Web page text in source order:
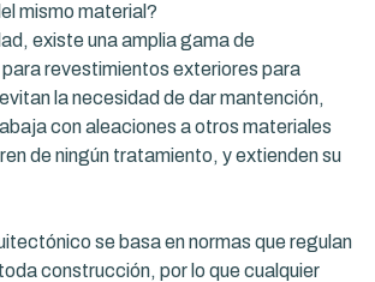
mismo material?
existe una amplia gama de
revestimientos exteriores para
la necesidad de dar mantención,
con aleaciones a otros materiales
de ningún tratamiento, y extienden su
se basa en normas que regulan
construcción, por lo que cualquier